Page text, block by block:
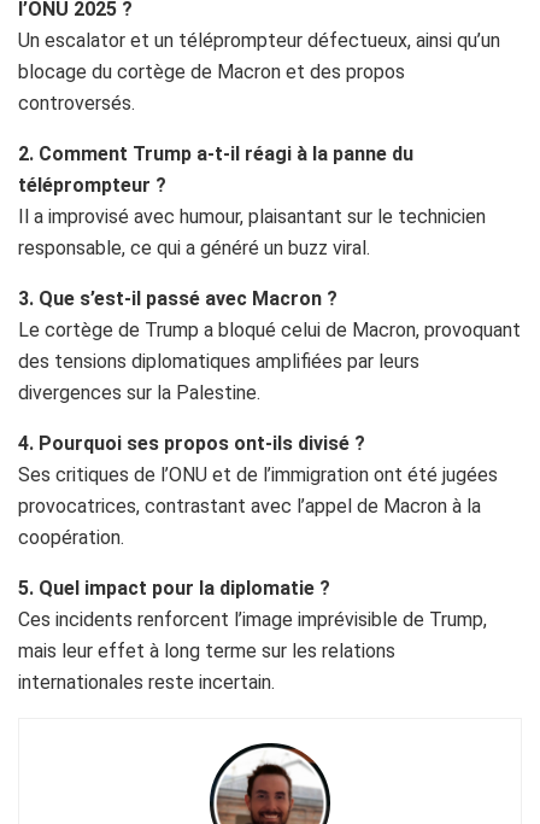
l’ONU 2025 ?
Un escalator et un téléprompteur défectueux, ainsi qu’un
blocage du cortège de Macron et des propos
controversés.
2. Comment Trump a-t-il réagi à la panne du
téléprompteur ?
Il a improvisé avec humour, plaisantant sur le technicien
responsable, ce qui a généré un buzz viral.
3. Que s’est-il passé avec Macron ?
Le cortège de Trump a bloqué celui de Macron, provoquant
des tensions diplomatiques amplifiées par leurs
divergences sur la Palestine.
4. Pourquoi ses propos ont-ils divisé ?
Ses critiques de l’ONU et de l’immigration ont été jugées
provocatrices, contrastant avec l’appel de Macron à la
coopération.
5. Quel impact pour la diplomatie ?
Ces incidents renforcent l’image imprévisible de Trump,
mais leur effet à long terme sur les relations
internationales reste incertain.